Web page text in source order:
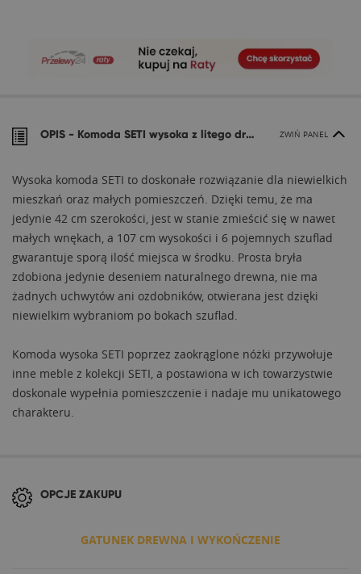
OPIS - Komoda SETI wysoka z litego drewna ZWIŃ PANEL
Wysoka komoda SETI to doskonałe rozwiązanie dla niewielkich
mieszkań oraz małych pomieszczeń. Dzięki temu, że ma
jedynie 42 cm szerokości, jest w stanie zmieścić się w nawet
małych wnękach, a 107 cm wysokości i 6 pojemnych szuflad
gwarantuje sporą ilość miejsca w środku. Prosta bryła
zdobiona jedynie deseniem naturalnego drewna, nie ma
żadnych uchwytów ani ozdobników, otwierana jest dzięki
niewielkim wybraniom po bokach szuflad.
Komoda wysoka SETI poprzez zaokrąglone nóżki przywołuje
inne meble z kolekcji SETI, a postawiona w ich towarzystwie
doskonale wypełnia pomieszczenie i nadaje mu unikatowego
charakteru.
OPCJE ZAKUPU
GATUNEK DREWNA I WYKOŃCZENIE